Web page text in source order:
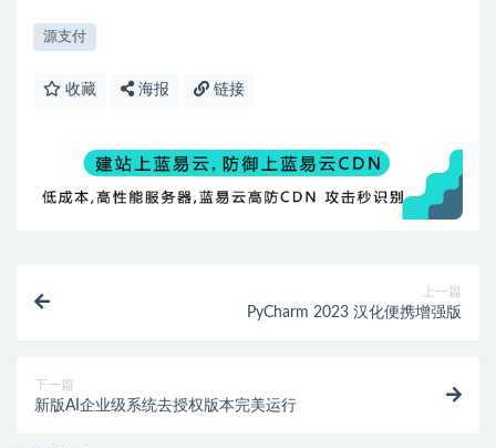
源支付
收藏 海报 链接
上一篇
PyCharm 2023 汉化便携增强版
下一篇
新版AI企业级系统去授权版本完美运行